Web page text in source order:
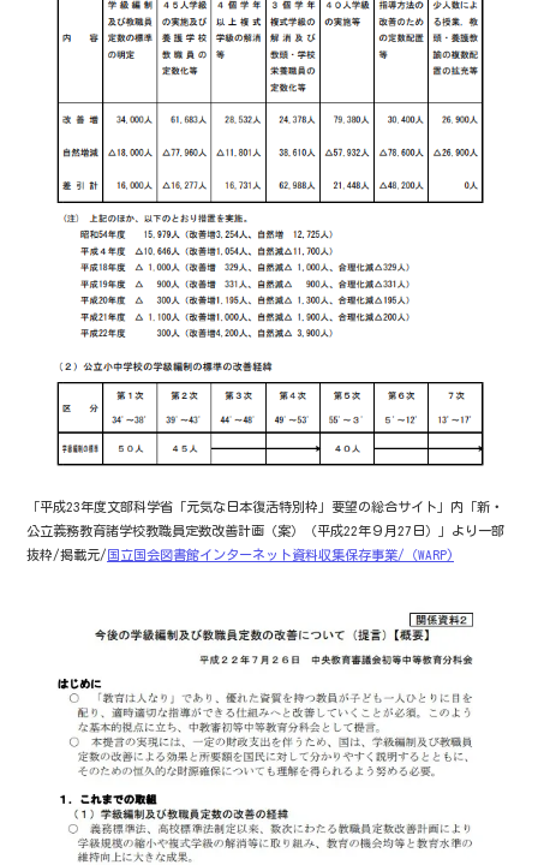
「平成23年度文部科学省「元気な日本復活特別枠」要望の総合サイト」内「新・
公立義務教育諸学校教職員定数改善計画（案）（平成22年９月27日）」より一部
抜粋/掲載元/ 国立国会図書館インターネット資料収集保存事業/（WARP)